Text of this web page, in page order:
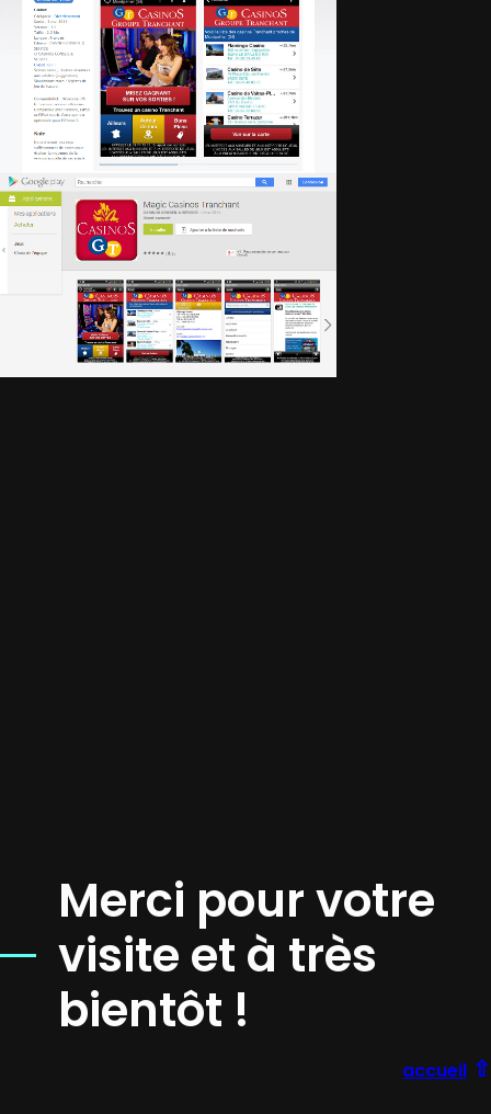
Merci pour votre
visite et à très
bientôt !
accueil ⇧